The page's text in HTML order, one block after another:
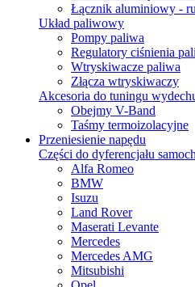
Łącznik aluminiowy -
Układ paliwowy
Pompy paliwa
Regulatory ciśnienia
Wtryskiwacze paliwa
Złącza wtryskiwaczy
Akcesoria do tuningu
Obejmy V-Band
Taśmy termoizolacyjne
Przeniesienie napędu
Części do dyferencjału
Alfa Romeo
BMW
Isuzu
Land Rover
Maserati Levante
Mercedes
Mercedes AMG
Mitsubishi